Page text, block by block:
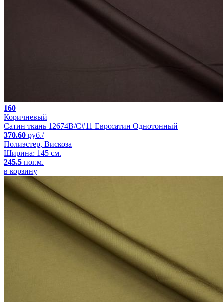
160
Коричневый
Сатин ткань 12674B/C#11 Евросатин Однотонный
370.60 руб./
Полиэстер, Вискоза
Ширина: 145 см.
245.5 пог.м.
в корзину